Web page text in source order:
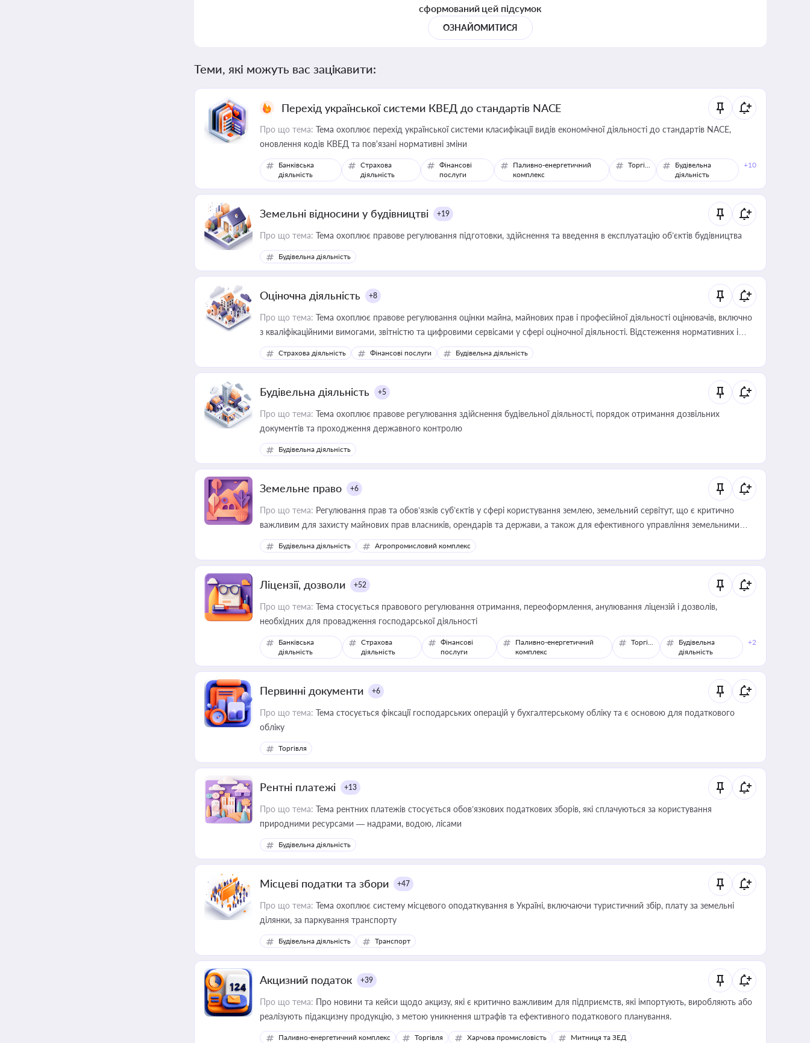
сформований цей підсумок
ОЗНАЙОМИТИСЯ
Теми, які можуть вас зацікавити:
Перехід української системи КВЕД до стандартів NACE
Про що тема: Тема охоплює перехід української системи класифікації видів економічної діяльності до стандартів NACE,
оновлення кодів КВЕД та пов'язані нормативні зміни
Банківська
діяльність
Страхова
діяльність
Фінансові
послуги
Паливно-енергетичний
комплекс
Торгівля
Будівельна
діяльність
+10
Земельні відносини у будівництві +19
Про що тема: Тема охоплює правове регулювання підготовки, здійснення та введення в експлуатацію об’єктів будівництва
Будівельна діяльність
Оціночна діяльність +8
Про що тема: Тема охоплює правове регулювання оцінки майна, майнових прав і професійної діяльності оцінювачів, включно
з кваліфікаційними вимогами, звітністю та цифровими сервісами у сфері оціночної діяльності. Відстеження нормативних і
медійних змін у цій сфері корисне для власника бізнесу, керівника, юриста або бухгалтера під час оподаткування,
приватизації, оренди державного майна, корпоративних угод і перевірки статусу суб'єктів оціночної діяльності
Страхова діяльність Фінансові послуги Будівельна діяльність
Будівельна діяльність +5
Про що тема: Тема охоплює правове регулювання здійснення будівельної діяльності, порядок отримання дозвільних
документів та проходження державного контролю
Будівельна діяльність
Земельне право +6
Про що тема: Регулювання прав та обов’язків суб’єктів у сфері користування землею, земельний сервітут, що є критично
важливим для захисту майнових прав власників, орендарів та держави, а також для ефективного управління земельними
ресурсами
Будівельна діяльність Агропромисловий комплекс
Ліцензії, дозволи +52
Про що тема: Тема стосується правового регулювання отримання, переоформлення, анулювання ліцензій і дозволів,
необхідних для провадження господарської діяльності
Банківська
діяльність
Страхова
діяльність
Фінансові
послуги
Паливно-енергетичний
комплекс
Торгівля
Будівельна
діяльність
+2
Первинні документи +6
Про що тема: Тема стосується фіксації господарських операцій у бухгалтерському обліку та є основою для податкового
обліку
Торгівля
Рентні платежі +13
Про що тема: Тема рентних платежів стосується обов’язкових податкових зборів, які сплачуються за користування
природними ресурсами — надрами, водою, лісами
Будівельна діяльність
Місцеві податки та збори +47
Про що тема: Тема охоплює систему місцевого оподаткування в Україні, включаючи туристичний збір, плату за земельні
ділянки, за паркування транспорту
Будівельна діяльність Транспорт
Акцизний податок +39
Про що тема: Про новини та кейси щодо акцизу, які є критично важливим для підприємств, які імпортують, виробляють або
реалізують підакцизну продукцію, з метою уникнення штрафів та ефективного податкового планування.
Паливно-енергетичний комплекс Торгівля Харчова промисловість Митниця та ЗЕД